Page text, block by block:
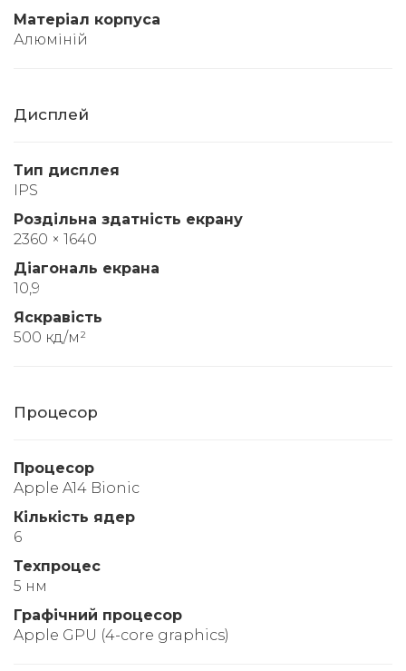
Матеріал корпуса
Алюміній
Дисплей
Тип дисплея
IPS
Роздільна здатність екрану
2360 × 1640
Діагональ екрана
10,9
Яскравість
500 кд/м²
Процесор
Процесор
Apple A14 Bionic
Кількість ядер
6
Техпроцес
5 нм
Графічний процесор
Apple GPU (4-core graphics)